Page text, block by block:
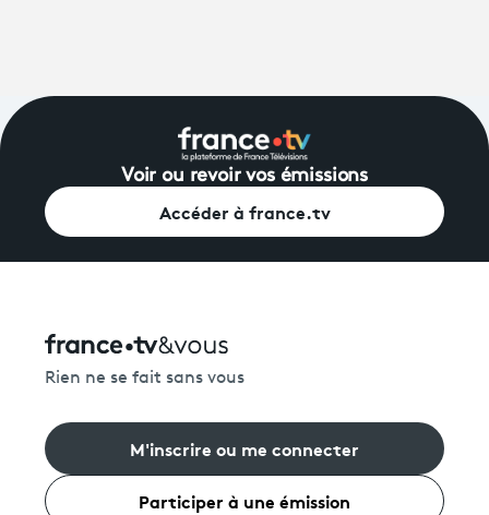
Voir ou revoir vos émissions
Accéder à france.tv
Rien ne se fait sans vous
M'inscrire ou me connecter
Participer à une émission